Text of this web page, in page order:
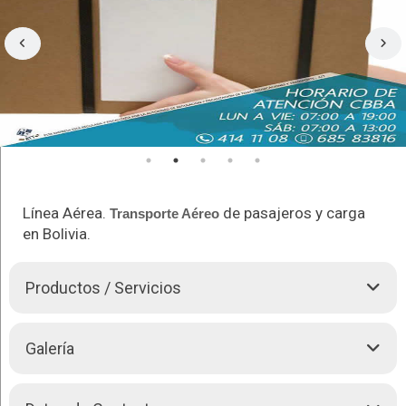
Línea Aérea. Transporte Aéreo de pasajeros y carga
en Bolivia.
Productos / Servicios
RUTAS NACIONALES:
La Paz - Vuelo directo a: Cobija, Riberalta,
Galería